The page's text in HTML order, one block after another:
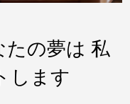
たの夢は 私
します